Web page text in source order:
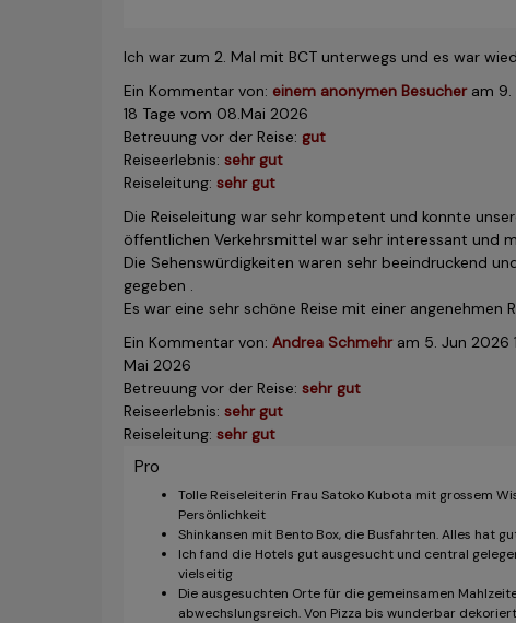
Ich war zum 2. Mal mit BCT unterwegs und es war
Ein Kommentar von: einem anonymen Besucheram
18 Tage vom 08.Mai 2026
Betreuung vor der Reise: gut
Reiseerlebnis: sehr gut
Reiseleitung: sehr gut
Die Reiseleitung war sehr kompetent und konnte
öffentlichen Verkehrsmittel war sehr interessant und
Die Sehenswürdigkeiten waren sehr beeindruckend
gegeben .
Es war eine sehr schöne Reise mit einer angenehmen
Ein Kommentar von: Andrea Schmehram 5. Jun 2026
Mai 2026
Betreuung vor der Reise: sehr gut
Reiseerlebnis: sehr gut
Reiseleitung: sehr gut
Pro
Tolle Reiseleiterin Frau Satoko Kubota mit grossem
Persönlichkeit
Shinkansen mit Bento Box, die Busfahrten. Alles hat
Ich fand die Hotels gut ausgesucht und central
vielseitig
Die ausgesuchten Orte für die gemeinsamen
abwechslungsreich. Von Pizza bis wunderbar